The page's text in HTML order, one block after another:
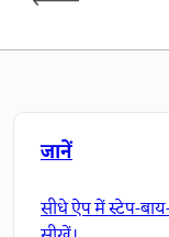
जानें
सीधे ऐप में स्टेप-